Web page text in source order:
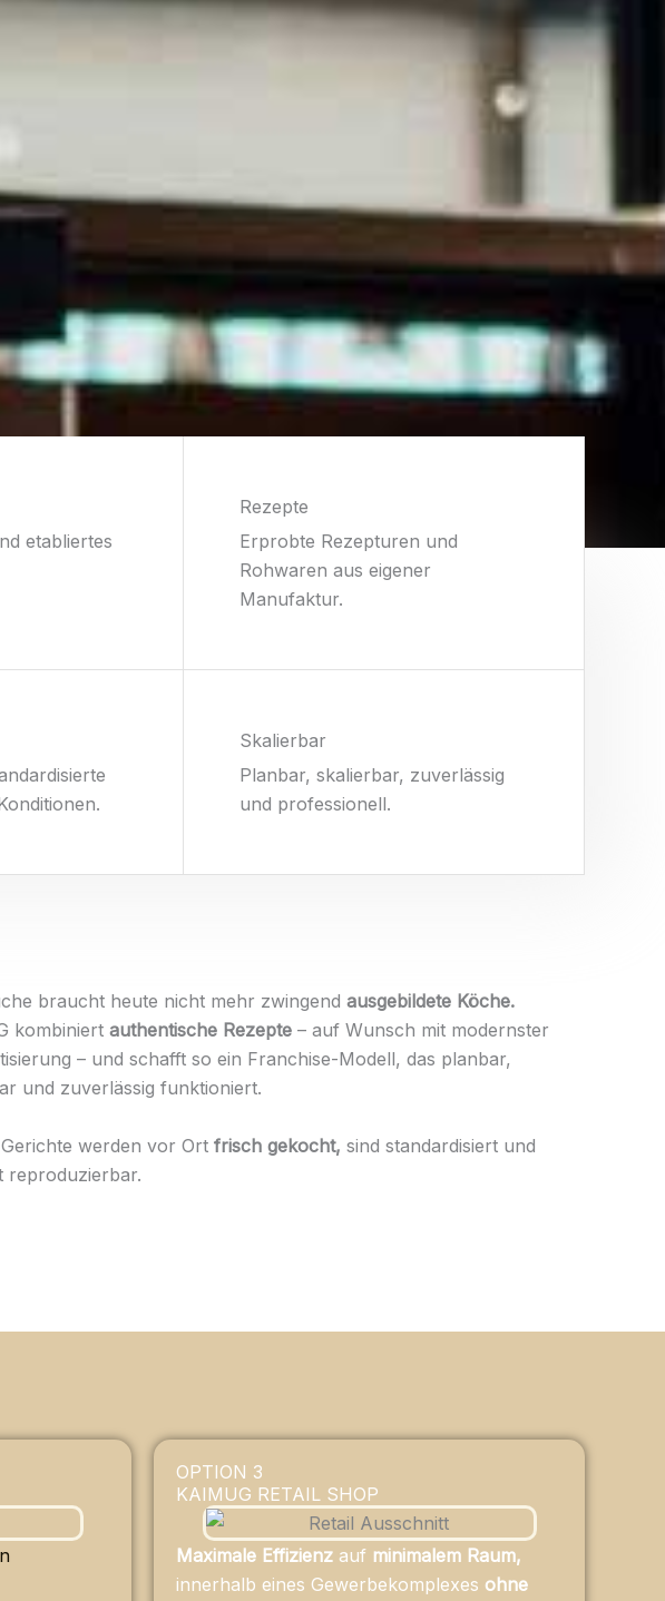
etabliertes
Rezepte
Erprobte Rezepturen und
Rohwaren aus eigener
Manufaktur.
Skalierbar
Planbar, skalierbar, zuverlässig
und professionell.
braucht heute nicht mehr zwingend ausgebildete Köche.
kombiniert authentische Rezepte– auf Wunsch mit modernster
– und schafft so ein Franchise-Modell, das planbar,
und zuverlässig funktioniert.
werden vor Ort frisch gekocht, sind standardisiert und
reproduzierbar.
OPTION 3
KAIMUG RETAIL SHOP
Maximale Effizienz auf minimalem Raum,
innerhalb eines Gewerbe­komplexes ohne